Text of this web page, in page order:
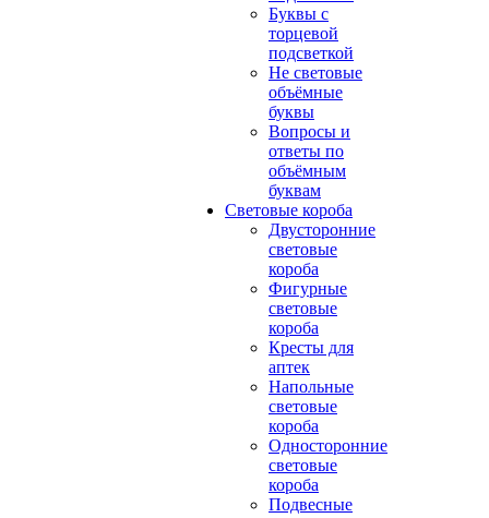
Буквы с
торцевой
подсветкой
Не световые
объёмные
буквы
Вопросы и
ответы по
объёмным
буквам
Световые короба
Двусторонние
световые
короба
Фигурные
световые
короба
Кресты для
аптек
Напольные
световые
короба
Односторонние
световые
короба
Подвесные